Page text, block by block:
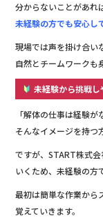
分からないことがあれ
未経験の方でも安心し
現場では声を掛け合い
自然とチームワークも
未経験から挑戦し
「解体の仕事は経験が
そんなイメージを持つ
ですが、START株式
いくため、未経験の方
最初は簡単な作業から
覚えていきます。